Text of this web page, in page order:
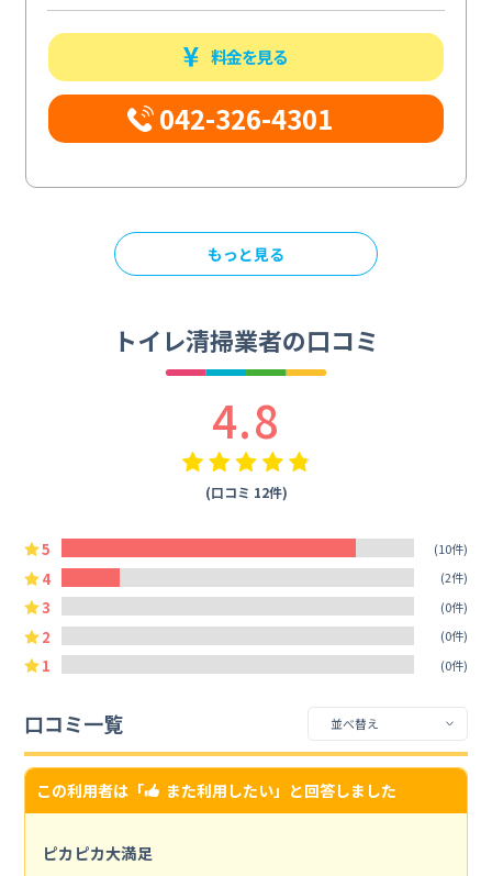
料金を見る
042-326-4301
もっと見る
トイレ清掃業者の口コミ
4.8
(口コミ 12件)
5 (10件)
4 (2件)
3 (0件)
2 (0件)
1 (0件)
口コミ一覧
この利用者は「 また利用したい」と回答しました
ピカピカ大満足